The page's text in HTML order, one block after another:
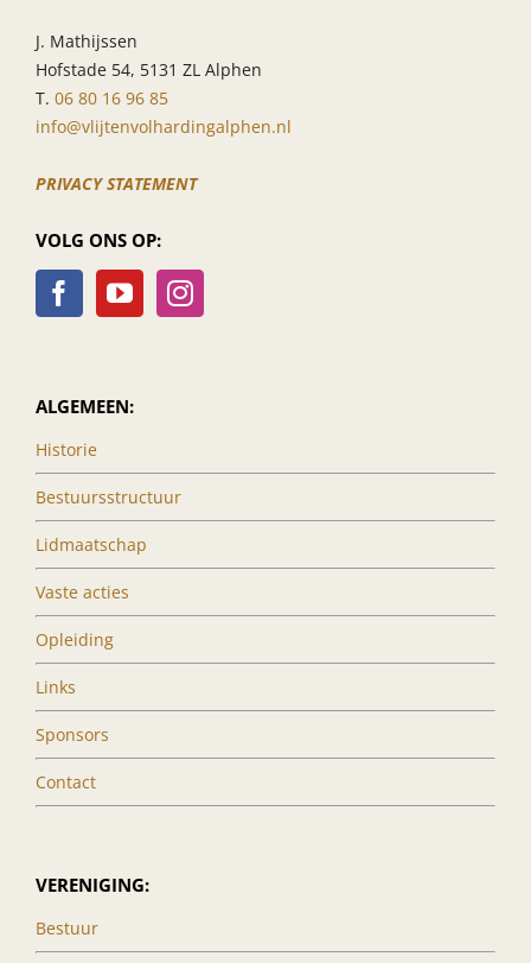
J. Mathijssen
Hofstade 54, 5131 ZL Alphen
T. 06 80 16 96 85
info@vlijtenvolhardingalphen.nl
PRIVACY STATEMENT
VOLG ONS OP:
ALGEMEEN:
Historie
Bestuursstructuur
Lidmaatschap
Vaste acties
Opleiding
Links
Sponsors
Contact
VERENIGING:
Bestuur